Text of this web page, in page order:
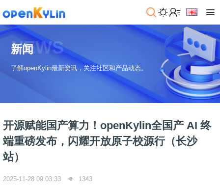
>
下
载
系
p
e
n
>
发
行
版
衍
镜
社
于
社
区
绍
>
区
态
>
社
区
讯
>
学
习
>
>
NEWS
新闻
了解openKylin最新资讯，关注社区和产品动态。
开源赋能国产算力！openKylin全国产 AI 终
端重磅发布，闪耀开放原子校源行（长沙
站）
2025-11-28 09:03:33 1343